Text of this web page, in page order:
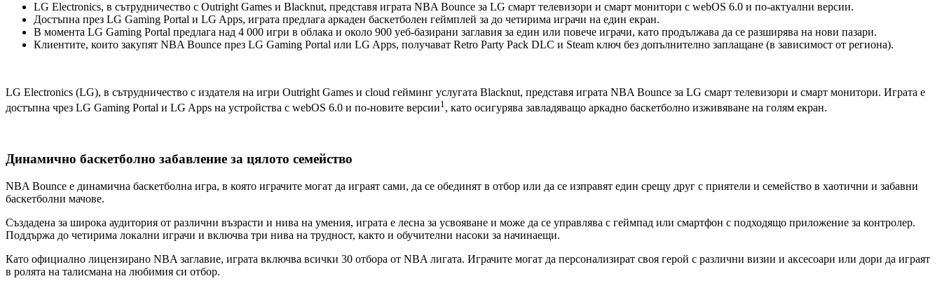
LG Electronics, в сътрудничество с Outright Games и Blacknut, представя играта NBA Bounce за LG смарт телевизори и смарт монитори с webOS 6.0 и по-актуални версии.
Достъпна през LG Gaming Portal и LG Apps, играта предлага аркаден баскетболен геймплей за до четирима играчи на един екран.
В момента LG Gaming Portal предлага над 4 000 игри в облака и около 900 уеб-базирани заглавия за един или повече играчи, като продължава да се разширява на нови пазари.
Клиентите, които закупят NBA Bounce през LG Gaming Portal или LG Apps, получават Retro Party Pack DLC и Steam ключ без допълнително заплащане (в зависимост от региона).
LG Electronics (LG), в сътрудничество с издателя на игри Outright Games и cloud гейминг услугата Blacknut, представя играта NBA Bounce за LG смарт телевизори и смарт монитори. Играта е
достъпна чрез LG Gaming Portal и LG Apps на устройства с webOS 6.0 и по-новите версии1, като осигурява завладяващо аркадно баскетболно изживяване на голям екран.
Динамично баскетболно забавление за цялото семейство
NBA Bounce е динамична баскетболна игра, в която играчите могат да играят сами, да се обединят в отбор или да се изправят един срещу друг с приятели и семейство в хаотични и забавни
баскетболни мачове.
Създадена за широка аудитория от различни възрасти и нива на умения, играта е лесна за усвояване и може да се управлява с геймпад или смартфон с подходящо приложение за контролер.
Поддържа до четирима локални играчи и включва три нива на трудност, както и обучителни насоки за начинаещи.
Като официално лицензирано NBA заглавие, играта включва всички 30 отбора от NBA лигата. Играчите могат да персонализират своя герой с различни визии и аксесоари или дори да играят
в ролята на талисмана на любимия си отбор.